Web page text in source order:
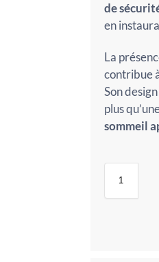
de
en
La
contribue
Son
plus
sommeil